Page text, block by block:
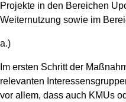
Projekte in den Bereichen
Weiternutzung sowie im
a.)
Im ersten Schritt der
relevanten
vor allem, dass auch KMUs